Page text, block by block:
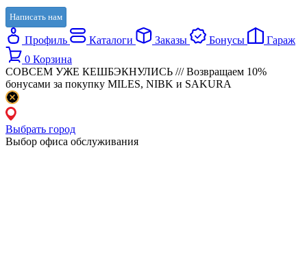
Написать нам
Профиль Каталоги Заказы Бонусы
Гараж
0 Корзина
СОВСЕМ УЖЕ КЕШБЭКНУЛИСЬ /// Возвращаем 10%
бонусами за покупку MILES, NIBK и SAKURA
Выбрать город
Выбор офиса обслуживания